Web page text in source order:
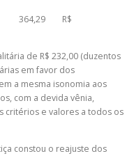
R$
de R$ 232,00 (duzentos
em favor dos
a mesma isonomia aos
com a devida vênia,
critérios e valores a todos os
constou o reajuste dos